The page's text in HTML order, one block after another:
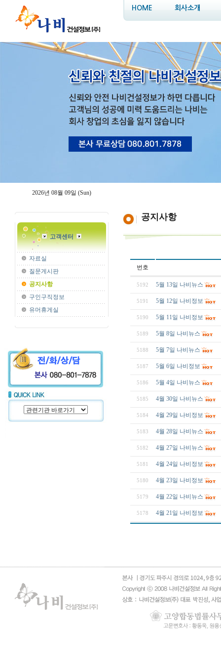
HOME 회사소개
2026년 08월 09일 (Sun)
고객센터
자료실
질문게시판
공지사항
구인구직정보
유머휴게실
공지사항
번호
5192 5월 13일 나비뉴스
5191 5월 12일 나비정보
5190 5월 11일 나비정보
5189 5월 8일 나비뉴스
5188 5월 7일 나비뉴스
5187 5월 6일 나비정보
5186 5월 4일 나비뉴스
5185 4월 30일 나비뉴스
5184 4월 29일 나비정보
5183 4월 28일 나비뉴스
5182 4월 27일 나비뉴스
5181 4월 24일 나비정보
5180 4월 23일 나비정보
5179 4월 22일 나비뉴스
5178 4월 21일 나비정보